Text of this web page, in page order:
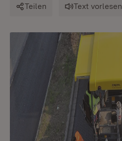
Teilen Text vorlesen